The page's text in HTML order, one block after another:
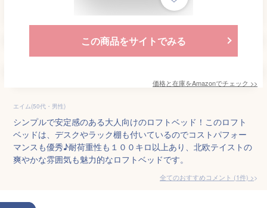
この商品をサイトでみる
価格と在庫をAmazonでチェック >>
エイム(50代・男性)
シンプルで安定感のある大人向けのロフトベッド！このロフト
ベッドは、デスクやラック棚も付いているのでコストパフォー
マンスも優秀♪耐荷重性も１００キロ以上あり、北欧テイストの
爽やかな雰囲気も魅力的なロフトベッドです。
全てのおすすめコメント (1件) >